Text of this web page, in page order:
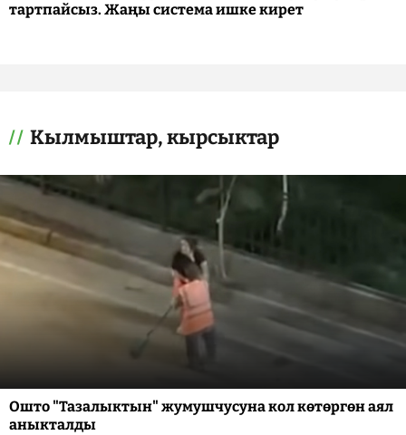
тартпайсыз. Жаңы система ишке кирет
Кылмыштар, кырсыктар
Ошто "Тазалыктын" жумушчусуна кол көтөргөн аял
аныкталды